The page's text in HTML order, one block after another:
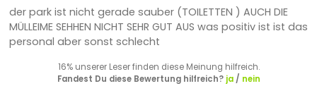
der park ist nicht gerade sauber (TOILETTEN ) AUCH DIE
MÜLLEIME SEHHEN NICHT SEHR GUT AUS was positiv ist ist das
personal aber sonst schlecht
16% unserer Leser finden diese Meinung hilfreich.
Fandest Du diese Bewertung hilfreich? ja/ nein